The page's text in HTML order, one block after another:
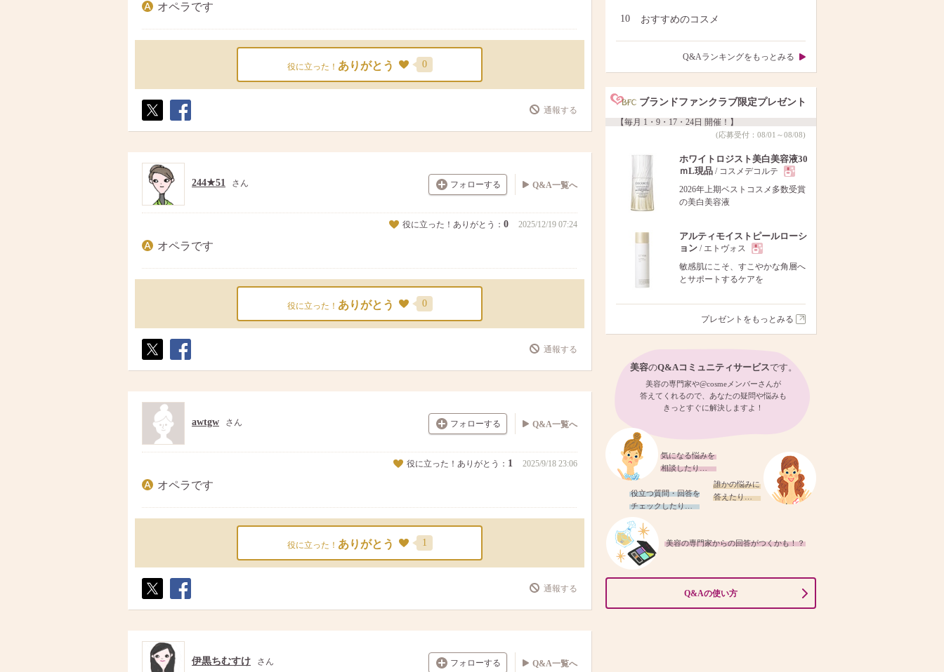
オペラです
役に立った！ ありがとう 0
ト
ア
通報する
フォローする
244★51 さん Q&A一覧へ
役に立った！ありがとう： 0 2025/12/19 07:24
オペラです
役に立った！ ありがとう 0
ト
ア
通報する
フォローする
awtgw さん Q&A一覧へ
役に立った！ありがとう： 1 2025/9/18 23:06
オペラです
役に立った！ ありがとう 1
ト
ア
通報する
フォローする
伊黒ちむすけ さん Q&A一覧へ
10 おすすめのコスメ
Q&Aランキングをもっとみる
ブランドファンクラブ限定プレゼント
【毎月 1・9・17・24日 開催！】
(応募受付：08/01～08/08)
ホワイトロジスト美白美容液30
ｍL現品 / コスメデコルテ
現
2026年上期ベストコスメ多数受賞
の美白美容液
アルティモイストピールローシ
ョン / エトヴォス
現
品
敏感肌にこそ、すこやかな角層へ
とサポートするケアを
プレゼントをもっとみる
美容のQ&Aコミュニティサービスです。
美容の専門家や@cosmeメンバーさんが
答えてくれるので、あなたの疑問や悩みも
きっとすぐに解決しますよ！
気になる悩みを
相談したり…
誰かの悩みに
答えたり…
役立つ質問・回答を
チェックしたり…
美容の専門家からの回答がつくかも！？
Q&Aの使い方